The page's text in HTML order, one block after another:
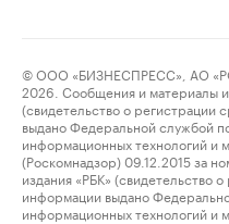
© ООО «БИЗНЕСПРЕСС», АО
2026. Сообщения и материалы
(свидетельство о регистрации
выдано Федеральной службой
информационных технологий и
(Роскомнадзор) 09.12.2015 за
издания «РБК» (свидетельство
информации выдано
информационных технологий и